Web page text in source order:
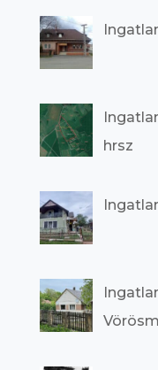
hrsz